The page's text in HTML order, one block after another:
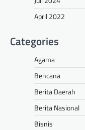
April 2022
Categories
Agama
Bencana
Berita Daerah
Berita Nasional
Bisnis